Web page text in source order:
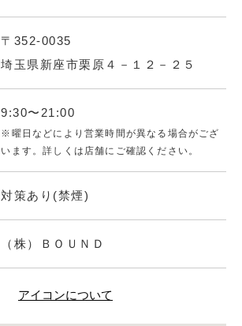
〒352-0035
埼玉県新座市栗原４－１２－２５
9:30〜21:00
※曜日などにより営業時間が異なる場合がござ
います。詳しくは店舗にご確認ください。
対策あり(禁煙)
（株）ＢＯＵＮＤ
アイコンについて